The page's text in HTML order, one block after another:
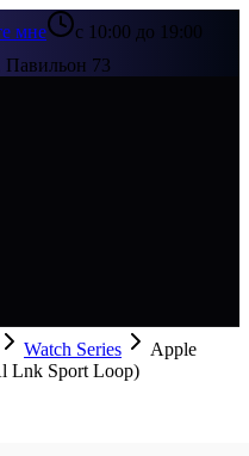
мне
с 10:00 до 19:00
Павильон 73
Watch Series
Apple
Lnk Sport Loop)